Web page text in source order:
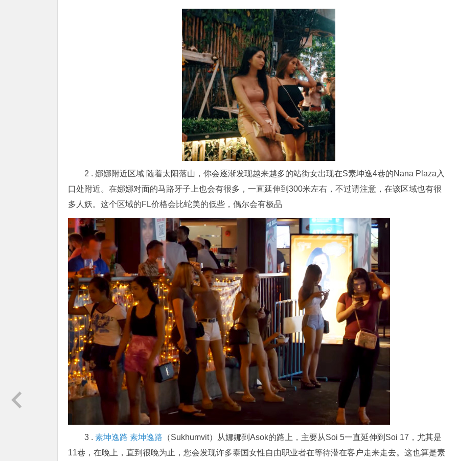
2 . 娜娜附近区域 随着太阳落山，你会逐渐发现越来越多的站街女出现在S素坤逸4巷的Nana Plaza入
口处附近。在娜娜对面的马路牙子上也会有很多，一直延伸到300米左右，不过请注意，在该区域也有很
多人妖。这个区域的FL价格会比蛇美的低些，偶尔会有极品
3 . 素坤逸路 素坤逸路 （Sukhumvit）从娜娜到Asok的路上，主要从Soi 5一直延伸到Soi 17，尤其是
11巷，在晚上，直到很晚为止，您会发现许多泰国女性自由职业者在等待潜在客户走来走去。这也算是素